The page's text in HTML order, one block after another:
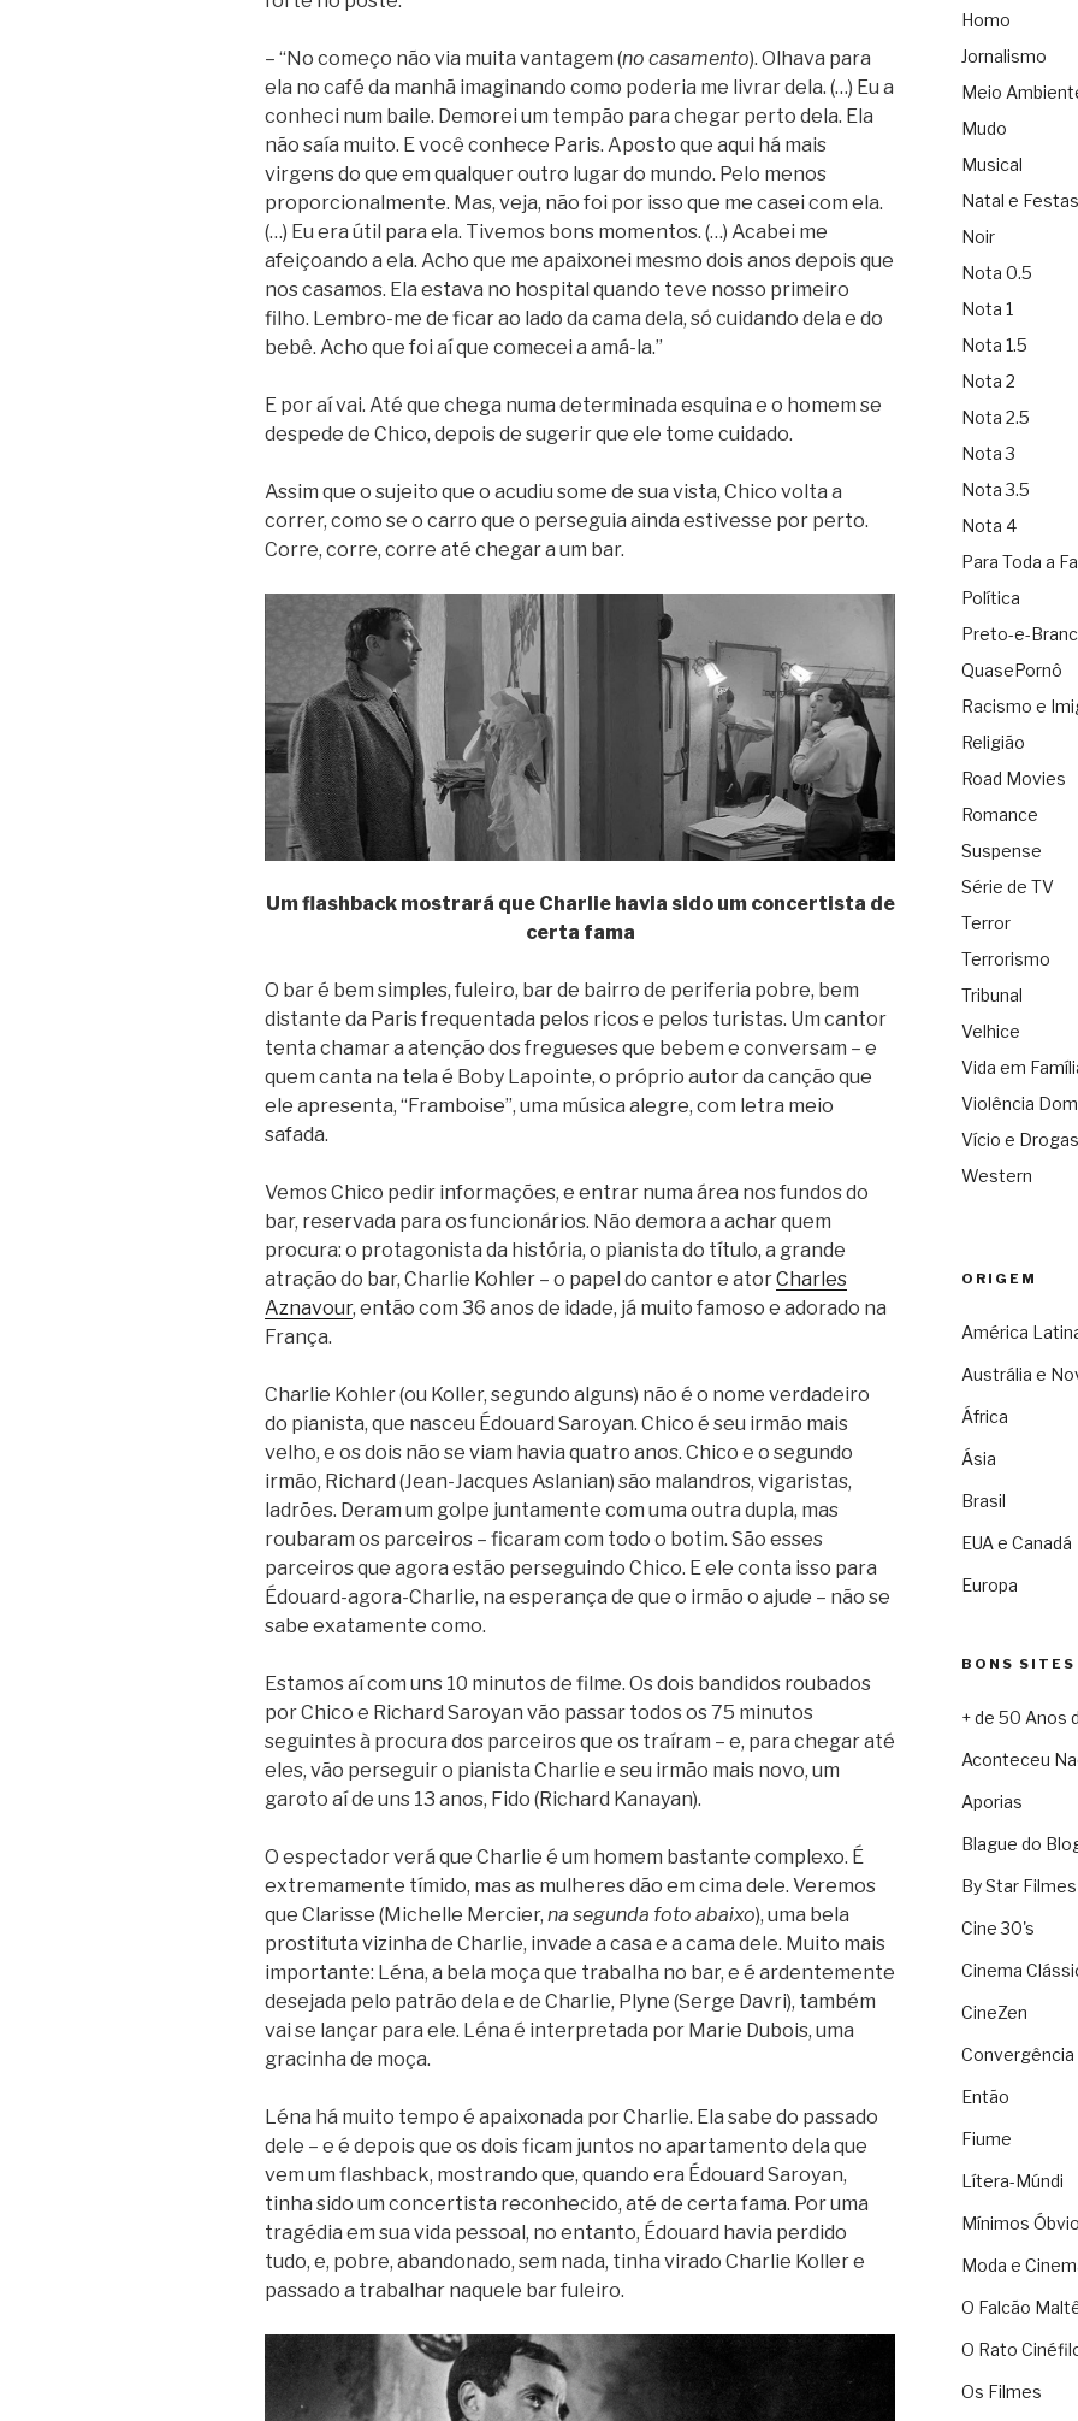
– “No começo não via muita vantagem (no casamento). Olhava para
ela no café da manhã imaginando como poderia me livrar dela. (…) Eu a
conheci num baile. Demorei um tempão para chegar perto dela. Ela
não saía muito. E você conhece Paris. Aposto que aqui há mais
virgens do que em qualquer outro lugar do mundo. Pelo menos
proporcionalmente. Mas, veja, não foi por isso que me casei com ela.
(…) Eu era útil para ela. Tivemos bons momentos. (…) Acabei me
afeiçoando a ela. Acho que me apaixonei mesmo dois anos depois que
nos casamos. Ela estava no hospital quando teve nosso primeiro
filho. Lembro-me de ficar ao lado da cama dela, só cuidando dela e do
bebê. Acho que foi aí que comecei a amá-la.”
E por aí vai. Até que chega numa determinada esquina e o homem se
despede de Chico, depois de sugerir que ele tome cuidado.
Assim que o sujeito que o acudiu some de sua vista, Chico volta a
correr, como se o carro que o perseguia ainda estivesse por perto.
Corre, corre, corre até chegar a um bar.
Um flashback mostrará que Charlie havia sido um concertista de
certa fama
O bar é bem simples, fuleiro, bar de bairro de periferia pobre, bem
distante da Paris frequentada pelos ricos e pelos turistas. Um cantor
tenta chamar a atenção dos fregueses que bebem e conversam – e
quem canta na tela é Boby Lapointe, o próprio autor da canção que
ele apresenta, “Framboise”, uma música alegre, com letra meio
safada.
Vemos Chico pedir informações, e entrar numa área nos fundos do
bar, reservada para os funcionários. Não demora a achar quem
procura: o protagonista da história, o pianista do título, a grande
atração do bar, Charlie Kohler – o papel do cantor e atorCharles
Aznavour, então com 36 anos de idade, já muito famoso e adorado na
França.
Charlie Kohler (ou Koller, segundo alguns) não é o nome verdadeiro
do pianista, que nasceu Édouard Saroyan. Chico é seu irmão mais
velho, e os dois não se viam havia quatro anos. Chico e o segundo
irmão, Richard (Jean-Jacques Aslanian) são malandros, vigaristas,
ladrões. Deram um golpe juntamente com uma outra dupla, mas
roubaram os parceiros – ficaram com todo o botim. São esses
parceiros que agora estão perseguindo Chico. E ele conta isso para
Édouard-agora-Charlie, na esperança de que o irmão o ajude – não se
sabe exatamente como.
Estamos aí com uns 10 minutos de filme. Os dois bandidos roubados
por Chico e Richard Saroyan vão passar todos os 75 minutos
seguintes à procura dos parceiros que os traíram – e, para chegar até
eles, vão perseguir o pianista Charlie e seu irmão mais novo, um
garoto aí de uns 13 anos, Fido (Richard Kanayan).
O espectador verá que Charlie é um homem bastante complexo. É
extremamente tímido, mas as mulheres dão em cima dele. Veremos
que Clarisse (Michelle Mercier, na segunda foto abaixo), uma bela
prostituta vizinha de Charlie, invade a casa e a cama dele. Muito mais
importante: Léna, a bela moça que trabalha no bar, e é ardentemente
desejada pelo patrão dela e de Charlie, Plyne (Serge Davri), também
vai se lançar para ele. Léna é interpretada por Marie Dubois, uma
gracinha de moça.
Léna há muito tempo é apaixonada por Charlie. Ela sabe do passado
dele – e é depois que os dois ficam juntos no apartamento dela que
vem um flashback, mostrando que, quando era Édouard Saroyan,
tinha sido um concertista reconhecido, até de certa fama. Por uma
tragédia em sua vida pessoal, no entanto, Édouard havia perdido
tudo, e, pobre, abandonado, sem nada, tinha virado Charlie Koller e
passado a trabalhar naquele bar fuleiro.
Homo
Jornalismo
Meio
Mudo
Musical
Natal e Festas
Noir
Nota 0.5
Nota 1
Nota 1.5
Nota 2
Nota 2.5
Nota 3
Nota 3.5
Nota 4
Para Toda a
Política
Preto-e-
QuasePornô
Racismo e
Religião
Road Movies
Romance
Suspense
Série de TV
Terror
Terrorismo
Tribunal
Velhice
Vida em
Violência
Vício e Drogas
Western
ORIGEM
América
Austrália e
África
Ásia
Brasil
EUA e Canadá
Europa
BONS SITES
+ de 50 Anos
Aconteceu
Aporias
Blague do
By Star Filmes
Cine 30's
Cinema
CineZen
Convergência
Então
Fiume
Lítera-Múndi
Mínimos
Moda e
O Falcão
O Rato
Os Filmes